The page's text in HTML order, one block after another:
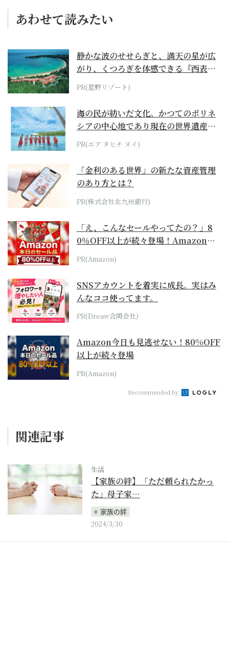
あわせて読みたい
静かな波のせせらぎと、満天の星が広
がり、くつろぎを体感できる『西表島
ホテル by...
PR(星野リゾート)
海の民が紡いだ文化。かつてのポリネ
シアの中心地であり現在の世界遺産か
らみえてくる...
PR(エア タヒチ ヌイ)
「金利のある世界」の新たな資産管理
のあり方とは？
PR(株式会社北九州銀行)
「え、こんなセールやってたの？」8
0％OFF以上が続々登場！Amazonの
本気が...
PR(Amazon)
SNSアカウントを着実に成長。実はみ
んなココ使ってます。
PR(Dreaw合同会社)
Amazon今日も見逃せない！80%OFF
以上が続々登場
PR(Amazon)
Recommended by
関連記事
生活
【家族の絆】「ただ頼られたかっ
た」母子家…
家族の絆
2024/3/30